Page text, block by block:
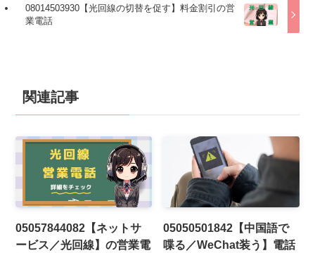
08014503930【光回線の切替を促す】料金割引の営
業電話
関連記事
05057844082【ネットサ
ービス／光回線】の営業電
05050501842【中国語で
喋る／WeChat装う】電話